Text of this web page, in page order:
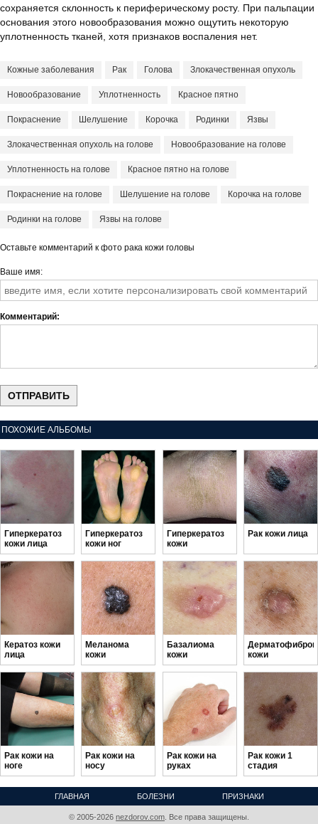
сохраняется склонность к периферическому росту. При пальпации
основания этого новообразования можно ощутить некоторую
уплотненность тканей, хотя признаков воспаления нет.
Кожные заболевания Рак Голова Злокачественная опухоль
Новообразование Уплотненность Красное пятно
Покраснение Шелушение Корочка Родинки Язвы
Злокачественная опухоль на голове Новообразование на голове
Уплотненность на голове Красное пятно на голове
Покраснение на голове Шелушение на голове Корочка на голове
Родинки на голове Язвы на голове
Оставьте комментарий к фото рака кожи головы
Ваше имя
Комментарий
ПОХОЖИЕ АЛЬБОМЫ
Гиперкератоз
кожи лица
Гиперкератоз
кожи ног
Гиперкератоз
кожи
Рак кожи лица
Кератоз кожи
лица
Меланома
кожи
Базалиома
кожи
кожи
Рак кожи на
ноге
Рак кожи на
носу
Рак кожи на
руках
Рак кожи 1
стадия
ГЛАВНАЯ БОЛЕЗНИ ПРИЗНАКИ
А - Я
© 2005-2026 nezdorov.com . Все права защищены.